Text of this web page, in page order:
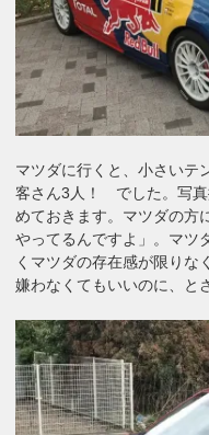
マツダに行くと、小さいテ
客さん3人！ でした。写真
めておきます。マツダの方
やってるんですよ」。マツ
くマツダの存在感が限りな
嫌わなくてもいいのに、と